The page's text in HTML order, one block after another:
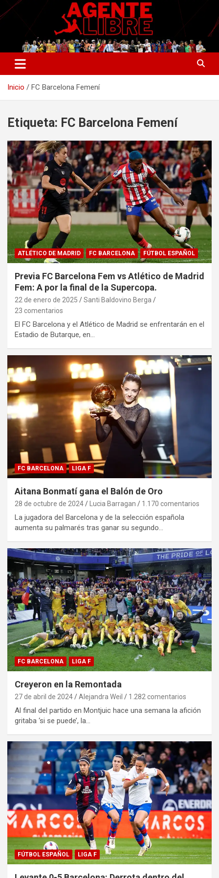
Saltar
al
Agente Libre Digital
La nueva generación del periodismo deportivo.
Inicio FC Barcelona Femení
Etiqueta: FC Barcelona Femení
ATLÉTICO DE MADRID FC BARCELONA FÚTBOL ESPAÑOL
Previa FC Barcelona Fem vs Atlético de Madrid
Fem: A por la final de la Supercopa.
22 de enero de 2025
Santi Baldovino Berga
23 comentarios
El FC Barcelona y el Atlético de Madrid se enfrentarán en el
Estadio de Butarque, en…
FC BARCELONA LIGA F
Aitana Bonmatí gana el Balón de Oro
28 de octubre de 2024 Lucia Barragan 1.170 comentarios
La jugadora del Barcelona y de la selección española
aumenta su palmarés tras ganar su segundo…
FC BARCELONA LIGA F
Creyeron en la Remontada
27 de abril de 2024 Alejandra Weil 1.282 comentarios
Al final del partido en Montjuic hace una semana la afición
gritaba ‘si se puede’, la…
FÚTBOL ESPAÑOL LIGA F